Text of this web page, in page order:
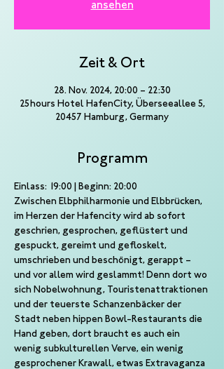
ansehen
Zeit & Ort
28. Nov. 2024, 20:00 – 22:30
25hours Hotel HafenCity, Überseeallee 5,
20457 Hamburg, Germany
Programm
Einlass: 19:00 | Beginn: 20:00
Zwischen Elbphilharmonie und Elbbrücken,
im Herzen der Hafencity wird ab sofort
geschrien, gesprochen, geflüstert und
gespuckt, gereimt und gefloskelt,
umschrieben und beschönigt, gerappt –
und vor allem wird geslammt! Denn dort wo
sich Nobelwohnung, Touristenattraktionen
und der teuerste Schanzenbäcker der
Stadt neben hippen Bowl-Restaurants die
Hand geben, dort braucht es auch ein
wenig subkulturellen Verve, ein wenig
gesprochener Krawall, etwas Extravaganza